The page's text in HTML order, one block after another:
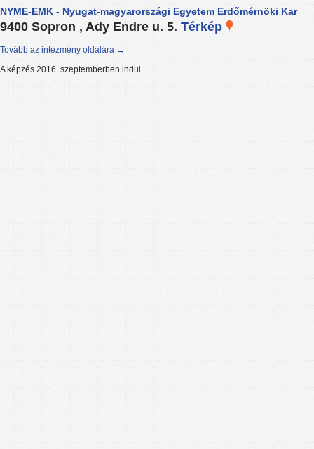
NYME-EMK - Nyugat-magyarországi Egyetem Erdőmérnöki Kar
9400 Sopron , Ady Endre u. 5. Térkép
Tovább az intézmény oldalára →
A képzés 2016. szeptemberben indul.